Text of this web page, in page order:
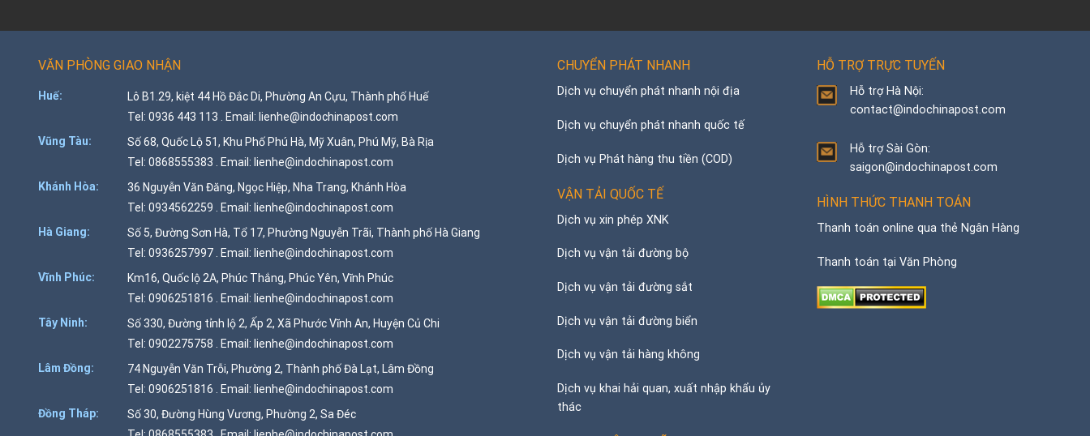
VĂN PHÒNG GIAO NHẬN
Huế:
Lô B1.29, kiệt 44 Hồ Đắc Di, Phường An Cựu, Thành phố Huế
Tel: 0936 443 113 . Email: lienhe@indochinapost.com
Vũng Tàu:
Số 68, Quốc Lộ 51, Khu Phố Phú Hà, Mỹ Xuân, Phú Mỹ, Bà Rịa
Tel: 0868555383 . Email: lienhe@indochinapost.com
Khánh Hòa:
36 Nguyễn Văn Đăng, Ngọc Hiệp, Nha Trang, Khánh Hòa
Tel: 0934562259 . Email: lienhe@indochinapost.com
Hà Giang:
Số 5, Đường Sơn Hà, Tổ 17, Phường Nguyễn Trãi, Thành phố Hà Giang
Tel: 0936257997 . Email: lienhe@indochinapost.com
Vĩnh Phúc:
Km16, Quốc lộ 2A, Phúc Thắng, Phúc Yên, Vĩnh Phúc
Tel: 0906251816 . Email: lienhe@indochinapost.com
Tây Ninh:
Số 330, Đường tỉnh lộ 2, Ấp 2, Xã Phước Vĩnh An, Huyện Củ Chi
Tel: 0902275758 . Email: lienhe@indochinapost.com
Lâm Đồng:
74 Nguyễn Văn Trỗi, Phường 2, Thành phố Đà Lạt, Lâm Đồng
Tel: 0906251816 . Email: lienhe@indochinapost.com
Đồng Tháp:
Số 30, Đường Hùng Vương, Phường 2, Sa Đéc
CHUYỂN PHÁT NHANH
Dịch vụ chuyển phát nhanh nội địa
Dịch vụ chuyển phát nhanh quốc tế
Dịch vụ Phát hàng thu tiền (COD)
VẬN TẢI QUỐC TẾ
Dịch vụ xin phép XNK
Dịch vụ vận tải đường bộ
Dịch vụ vận tải đường sắt
Dịch vụ vận tải đường biển
Dịch vụ vận tải hàng không
Dịch vụ khai hải quan, xuất nhập khẩu ủy
thác
HỖ TRỢ TRỰC TUYẾN
Hỗ trợ Hà Nội:
contact@indochinapost.com
Hỗ trợ Sài Gòn:
saigon@indochinapost.com
HÌNH THỨC THANH TOÁN
Thanh toán online qua thẻ Ngân Hàng
Thanh toán tại Văn Phòng